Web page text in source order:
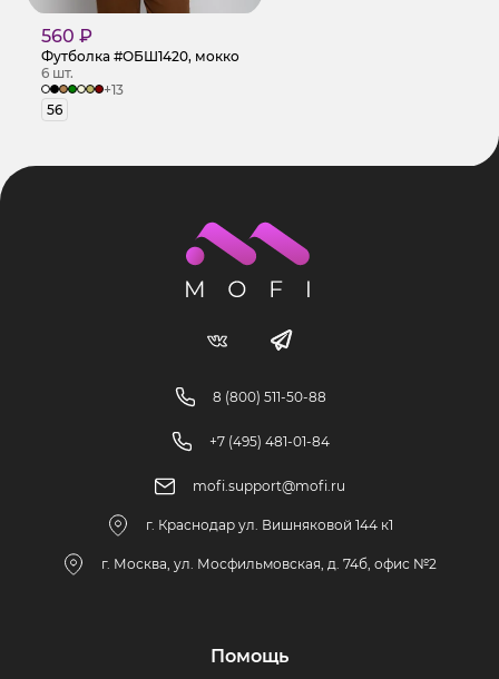
560 ₽
Футболка #ОБШ1420, мокко
6 шт.
+13
56
8 (800) 511-50-88
+7 (495) 481-01-84
mofi.support@mofi.ru
г. Краснодар ул. Вишняковой 144 к1
г. Москва, ул. Мосфильмовская, д. 74б, офис №2
Помощь